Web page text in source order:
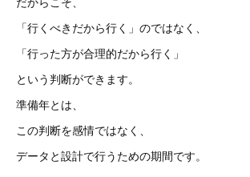
「行くべきだから行く」のではなく、
「行った方が合理的だから行く」
という判断ができます。
準備年とは、
この判断を感情ではなく、
データと設計で行うための期間です。